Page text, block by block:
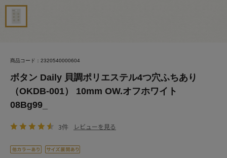
商品コード：2320540000604
ボタン Daily 貝調ポリエステル4つ穴ふちあり
（OKDB-001） 10mm OW.オフホワイト
08Bg99_
3件 レビューを見る